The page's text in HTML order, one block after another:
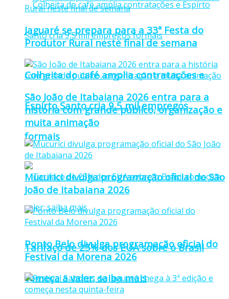
Colheita do café amplia contratações e
Espírto Santo cria 9,5 mil empregos
formais
Tarifaço de 25% dos EUA sobre o Brasil
começa a valer; saiba mais
Jaguaré se prepara para a 33ª Festa do
Produtor Rural neste final de semana
São João de Itabaiana 2026 entra para a
história com grande público, organização e
muita animação
Mucurici divulga programação oficial do São
João de Itabaiana 2026
Ponto Belo divulga programação oficial do
Festival da Morena 2026